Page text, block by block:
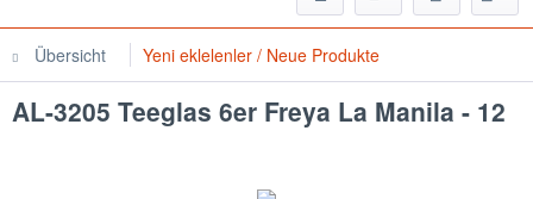
Übersicht Yeni eklelenler / Neue Produkte
AL-3205 Teeglas 6er Freya La Manila - 12